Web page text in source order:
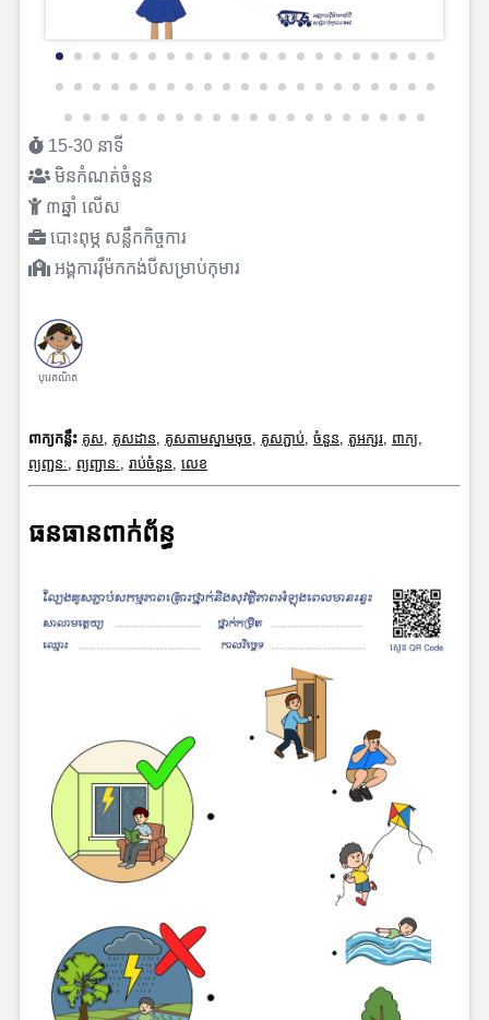
15-30 នាទី
មិនកំណត់ចំនួន
៣ឆ្នាំ លើស
បោះពុម្ភ សន្លឹកកិច្ចការ
អង្គការរុឺម៉កកង់បីសម្រាប់កុមារ
បុរេគណិត
ពាក្យកន្លឹះ គូស គូសដាន គូសតាមស្នាមចុច គូសភ្ជាប់, ចំនួន តួអក្សរ, ពាក្យ
ព្យញ្ជនៈ
ព្យញ្ជានៈ រាប់ចំនួន លេខ
ធនធានពាក់ព័ន្ធ